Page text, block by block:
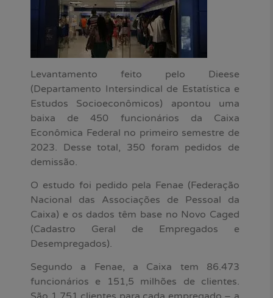
Levantamento feito pelo Dieese
(Departamento Intersindical de Estatística e
Estudos Socioeconômicos) apontou uma
baixa de 450 funcionários da Caixa
Econômica Federal no primeiro semestre de
2023. Desse total, 350 foram pedidos de
demissão.
O estudo foi pedido pela Fenae (Federação
Nacional das Associações de Pessoal da
Caixa) e os dados têm base no Novo Caged
(Cadastro Geral de Empregados e
Desempregados).
Segundo a Fenae, a Caixa tem 86.473
funcionários e 151,5 milhões de clientes.